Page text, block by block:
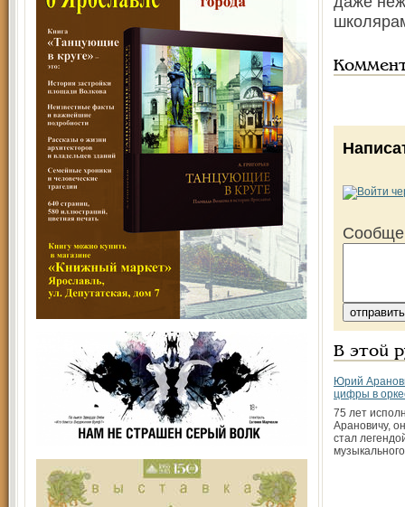
В этой
Юрий
цифры в
75 лет
Арановичу,
стал